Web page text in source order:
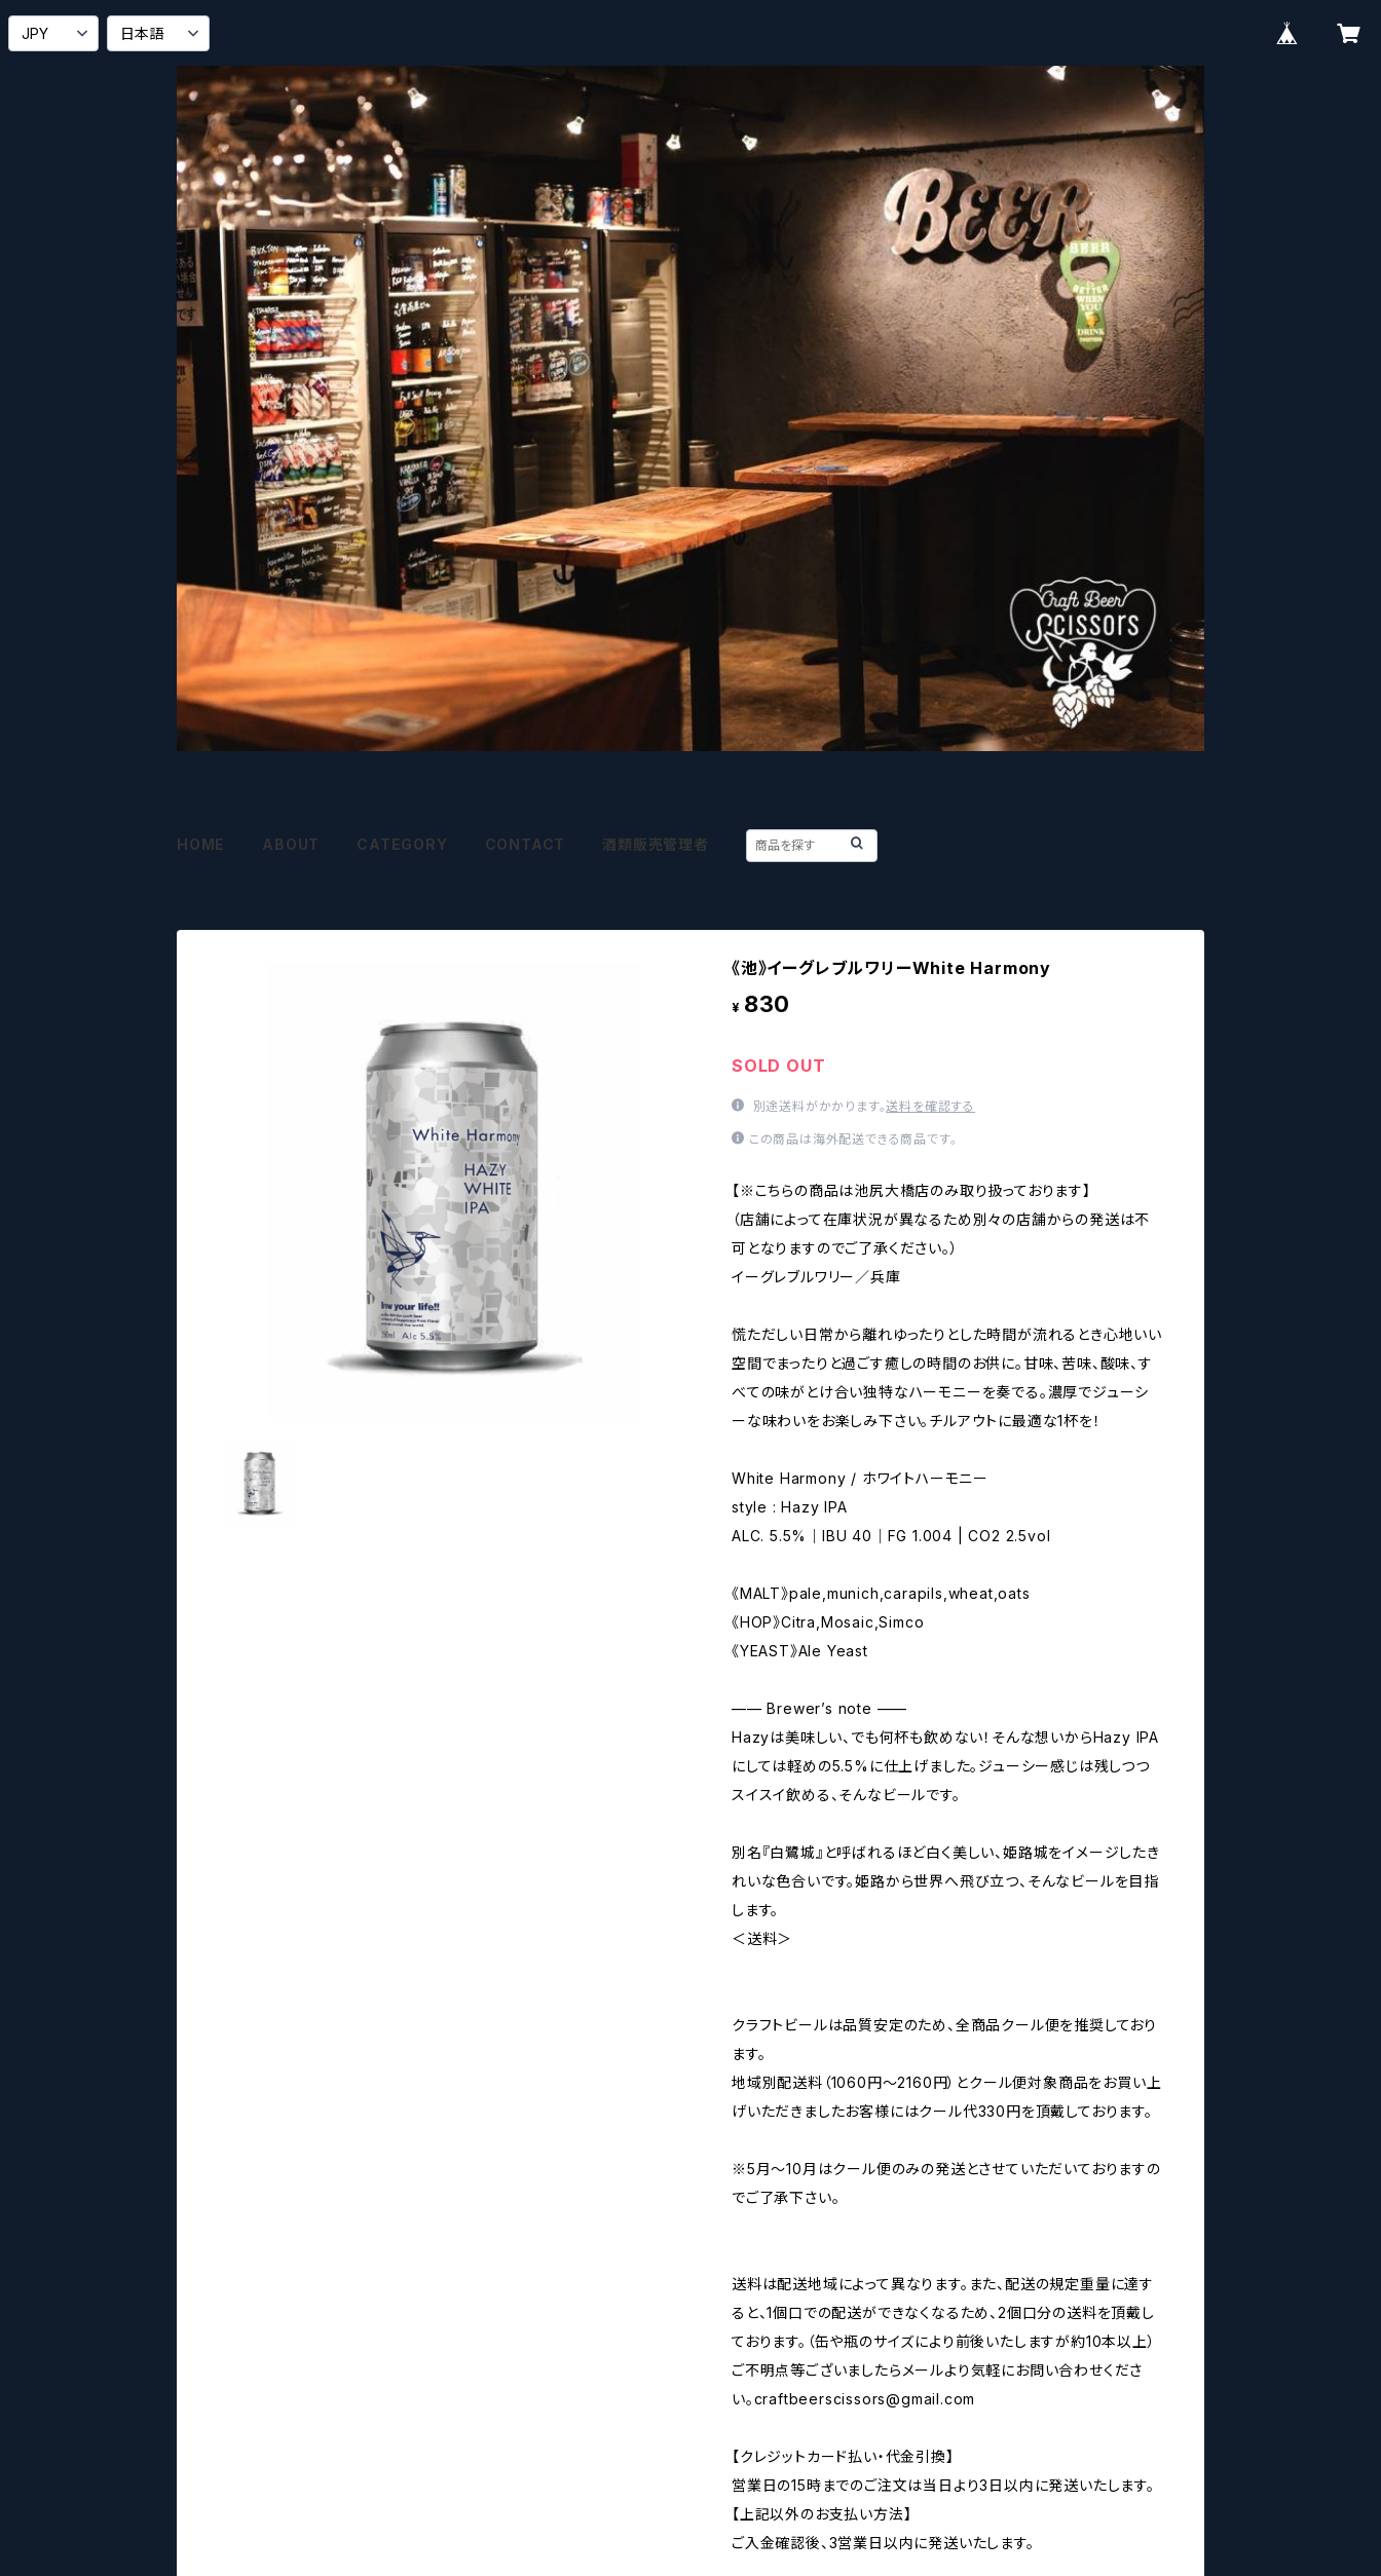
HOME ABOUT CATEGORY CONTACT 酒類販売管理者
《池》イーグレブルワリーWhite Harmony
¥ 830
SOLD OUT
別途送料がかかります。送料を確認する
この商品は海外配送できる商品です。
【※こちらの商品は池尻大橋店のみ取り扱っております】
（店舗によって在庫状況が異なるため別々の店舗からの発送は不
可となりますのでご了承ください。）
イーグレブルワリー／兵庫
慌ただしい日常から離れゆったりとした時間が流れるとき心地いい
空間でまったりと過ごす癒しの時間のお供に。甘味、苦味、酸味、す
べての味がとけ合い独特なハーモニーを奏でる。濃厚でジューシ
ーな味わいをお楽しみ下さい。チルアウトに最適な1杯を！
White Harmony / ホワイトハーモニー
style : Hazy IPA
ALC. 5.5%｜IBU 40｜FG 1.004 | CO2 2.5vol
《MALT》pale,munich,carapils,wheat,oats
《HOP》Citra,Mosaic,Simco
《YEAST》Ale Yeast
—— Brewer’s note ——
Hazyは美味しい、でも何杯も飲めない！そんな想いからHazy IPA
にしては軽めの5.5%に仕上げました。ジューシー感じは残しつつ
スイスイ飲める、そんなビールです。
別名『白鷺城』と呼ばれるほど白く美しい、姫路城をイメージしたき
れいな色合いです。姫路から世界へ飛び立つ、そんなビールを目指
します。
＜送料＞
クラフトビールは品質安定のため、全商品クール便を推奨しており
ます。
地域別配送料（1060円～2160円）とクール便対象商品をお買い上
げいただきましたお客様にはクール代330円を頂戴しております。
※5月～10月はクール便のみの発送とさせていただいておりますの
でご了承下さい。
送料は配送地域によって異なります。また、配送の規定重量に達す
ると、1個口での配送ができなくなるため、2個口分の送料を頂戴し
ております。（缶や瓶のサイズにより前後いたしますが約10本以上）
ご不明点等ございましたらメールより気軽にお問い合わせくださ
い。craftbeerscissors@gmail.com
【クレジットカード払い・代金引換】
営業日の15時までのご注文は当日より3日以内に発送いたします。
【上記以外のお支払い方法】
ご入金確認後、3営業日以内に発送いたします。